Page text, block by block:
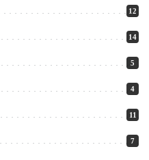
12
14
5
4
11
7